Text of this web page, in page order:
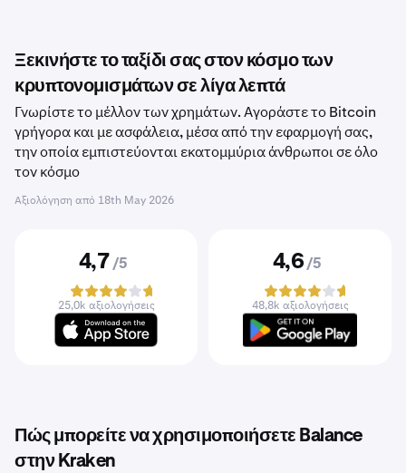
Ξεκινήστε το ταξίδι σας στον κόσμο των
κρυπτονομισμάτων σε λίγα λεπτά
Γνωρίστε το μέλλον των χρημάτων. Αγοράστε το Bitcoin
γρήγορα και με ασφάλεια, μέσα από την εφαρμογή σας,
την οποία εμπιστεύονται εκατομμύρια άνθρωποι σε όλο
τον κόσμο
Αξιολόγηση από 18th May 2026
4,7 /5
25,0k αξιολογήσεις
4,6 /5
48,8k αξιολογήσεις
Πώς μπορείτε να χρησιμοποιήσετε Balance
στην Kraken